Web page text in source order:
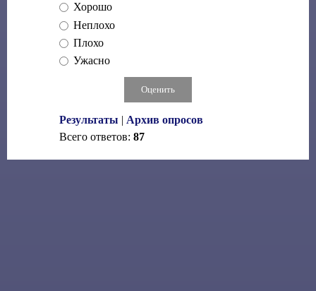
Хорошо
Неплохо
Плохо
Ужасно
Результаты | Архив опросов
Всего ответов: 87